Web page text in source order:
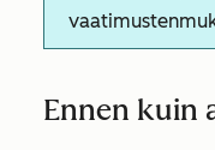
Ennen kuin